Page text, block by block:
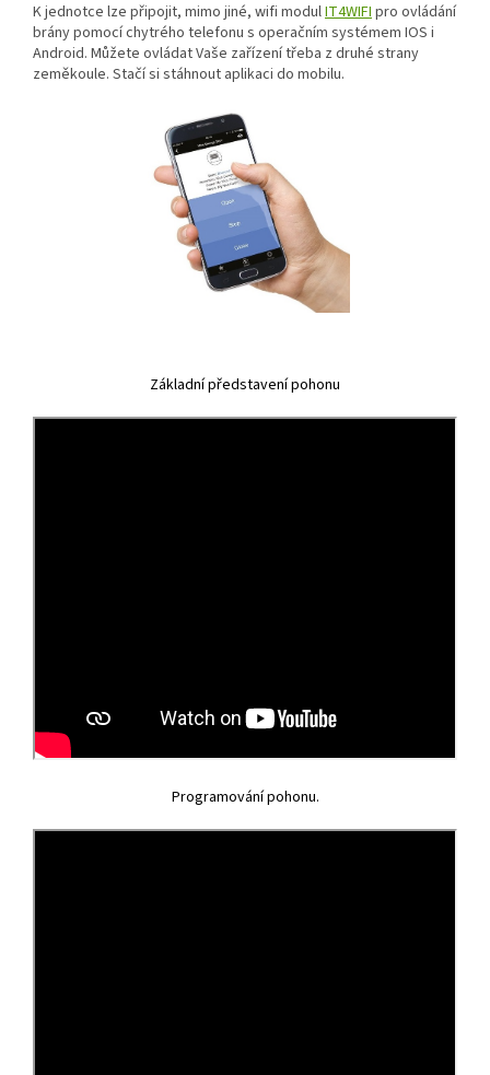
K jednotce lze připojit, mimo jiné, wifi modulIT4WIFIpro ovládání
brány pomocí chytrého telefonu s operačním systémem IOS i
Android. Můžete ovládat Vaše zařízení třeba z druhé strany
zeměkoule. Stačí si stáhnout aplikaci do mobilu.
Základní představení pohonu
Programování pohonu.